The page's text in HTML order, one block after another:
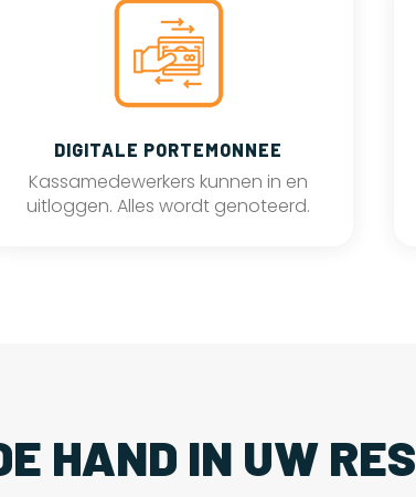
DIGITALE PORTEMONNEE
Kassamedewerkers kunnen in en
uitloggen. Alles wordt genoteerd.
HAND IN UW